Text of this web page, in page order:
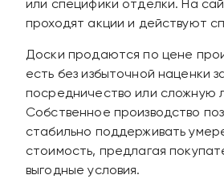
или специфики отделки. На
проходят акции и действуют
Доски продаются по цене
есть без избыточной наценки
посредничество или сложную
Собственное производство
стабильно поддерживать
стоимость, предлагая
выгодные условия.